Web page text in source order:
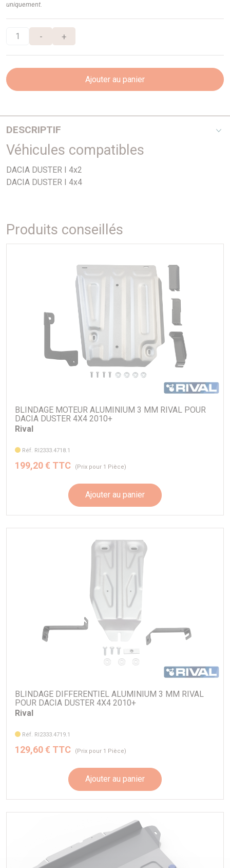
uniquement.
- +
Ajouter au panier
DESCRIPTIF
marche pieds inox
tube diamètre 76 mm
Véhicules compatibles
DACIA DUSTER I 4x2
DACIA DUSTER I 4x4
Produits conseillés
BLINDAGE MOTEUR ALUMINIUM 3 MM RIVAL POUR
DACIA DUSTER 4X4 2010+
Rival
Réf. RI2333.4718.1
199,20 € TTC (Prix pour 1 Pièce)
Ajouter au panier
BLINDAGE DIFFERENTIEL ALUMINIUM 3 MM RIVAL
POUR DACIA DUSTER 4X4 2010+
Rival
Réf. RI2333.4719.1
129,60 € TTC (Prix pour 1 Pièce)
Ajouter au panier